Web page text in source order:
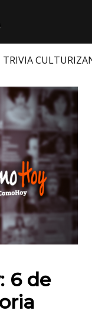
TRIVIA
6 de